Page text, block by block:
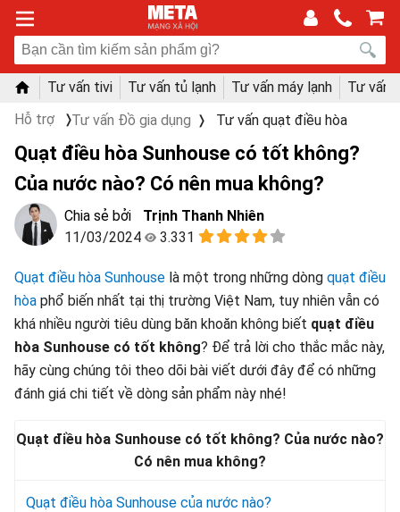
Tư vấn tivi Tư vấn tủ lạnh Tư vấn máy lạnh
Tư vấn
Hỗ trợ
Tư vấn Đồ gia dụng Tư vấn quạt điều hòa
Quạt điều hòa Sunhouse có tốt không?
Của nước nào? Có nên mua không?
Trịnh Thanh Nhiên
11/03/2024
3.331
Quạt điều hòa Sunhouse là một trong những dòng quạt điều
hòa phổ biến nhất tại thị trường Việt Nam, tuy nhiên vẫn có
khá nhiều người tiêu dùng băn khoăn không biết quạt điều
hòa Sunhouse có tốt không? Để trả lời cho thắc mắc này,
hãy cùng chúng tôi theo dõi bài viết dưới đây để có những
đánh giá chi tiết về dòng sản phẩm này nhé!
Quạt điều hòa Sunhouse có tốt không? Của nước nào?
Có nên mua không?
Quạt điều hòa Sunhouse của nước nào?